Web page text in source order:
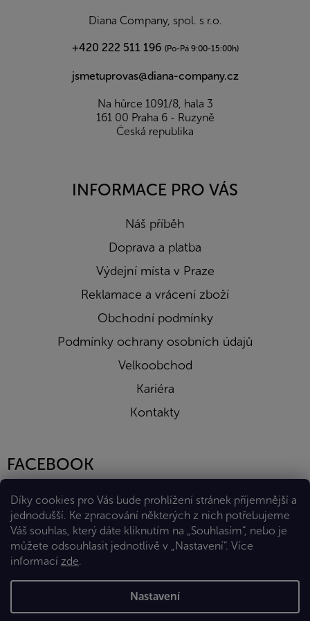
Díky cookies pro Vás bude prohlížení stránek příjemnější a
jednodušší. Ke zpracování některých z nich potřebujeme
Váš souhlas, který dáte kliknutím na „Souhlasím“, nebo je
můžete odsouhlasit jednotlivě v „Nastavení“. Více
informací zde.
Nastavení
Diana Company, spol. s r.o.
+420 222 511 196 (Po-Pá 9:00-15:00h)
jsmetuprovas@diana-company.cz
Na hůrce 1091/8, hala 3
161 00 Praha 6 - Ruzyně
Česká republika
INFORMACE PRO VÁS
Náš příběh
Doprava a platba
Výdejní místa v Praze
Reklamace a vrácení zboží
Obchodní podmínky
Podmínky ochrany osobních údajů
Velkoobchod
Kariéra
Kontakty
FACEBOOK
Vytvořil Shoptet Premium